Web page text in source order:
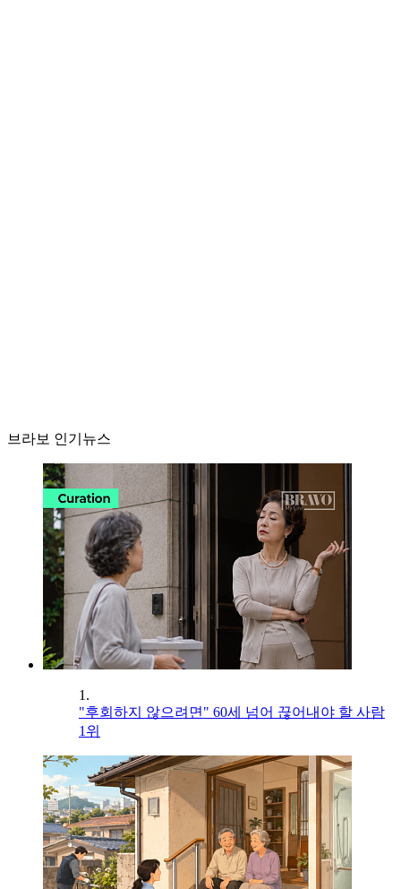
브라보 인기뉴스
1.
"후회하지 않으려면" 60세 넘어 끊어내야 할 사람
1위